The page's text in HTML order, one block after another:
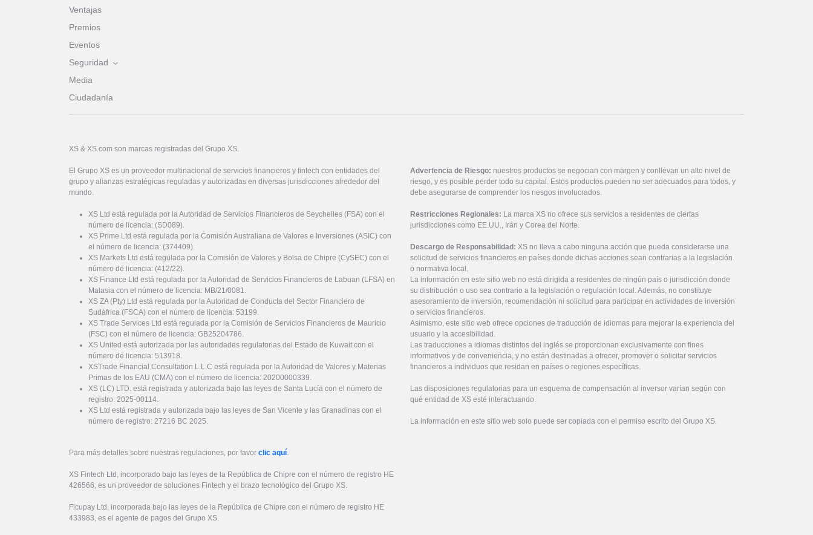
Ventajas
Premios
Eventos
Seguridad
Media
Ciudadanía
XS & XS.com son marcas registradas del Grupo XS.
El Grupo XS es un proveedor multinacional de servicios financieros y fintech con entidades del
grupo y alianzas estratégicas reguladas y autorizadas en diversas jurisdicciones alrededor del
mundo.
XS Ltd está regulada por la Autoridad de Servicios Financieros de Seychelles (FSA) con el
número de licencia: (SD089).
XS Prime Ltd está regulada por la Comisión Australiana de Valores e Inversiones (ASIC) con
el número de licencia: (374409).
XS Markets Ltd está regulada por la Comisión de Valores y Bolsa de Chipre (CySEC) con el
número de licencia: (412/22).
XS Finance Ltd está regulada por la Autoridad de Servicios Financieros de Labuan (LFSA) en
Malasia con el número de licencia: MB/21/0081.
XS ZA (Pty) Ltd está regulada por la Autoridad de Conducta del Sector Financiero de
Sudáfrica (FSCA) con el número de licencia: 53199.
XS Trade Services Ltd está regulada por la Comisión de Servicios Financieros de Mauricio
(FSC) con el número de licencia: GB25204786.
XS United está autorizada por las autoridades regulatorias del Estado de Kuwait con el
número de licencia: 513918.
XSTrade Financial Consultation L.L.C está regulada por la Autoridad de Valores y Materias
Primas de los EAU (CMA) con el número de licencia: 20200000339.
XS (LC) LTD. está registrada y autorizada bajo las leyes de Santa Lucía con el número de
registro: 2025-00114.
XS Ltd está registrada y autorizada bajo las leyes de San Vicente y las Granadinas con el
número de registro: 27216 BC 2025.
Para más detalles sobre nuestras regulaciones, por favor clic aquí.
XS Fintech Ltd, incorporado bajo las leyes de la República de Chipre con el número de registro HE
426566, es un proveedor de soluciones Fintech y el brazo tecnológico del Grupo XS.
Ficupay Ltd, incorporada bajo las leyes de la República de Chipre con el número de registro HE
433983, es el agente de pagos del Grupo XS.
Advertencia de Riesgo: nuestros productos se negocian con margen y conllevan un alto nivel de
riesgo, y es posible perder todo su capital. Estos productos pueden no ser adecuados para todos, y
debe asegurarse de comprender los riesgos involucrados.
Restricciones Regionales: La marca XS no ofrece sus servicios a residentes de ciertas
jurisdicciones como EE.UU., Irán y Corea del Norte.
Descargo de Responsabilidad: XS no lleva a cabo ninguna acción que pueda considerarse una
solicitud de servicios financieros en países donde dichas acciones sean contrarias a la legislación
o normativa local.
La información en este sitio web no está dirigida a residentes de ningún país o jurisdicción donde
su distribución o uso sea contrario a la legislación o regulación local. Además, no constituye
asesoramiento de inversión, recomendación ni solicitud para participar en actividades de inversión
o servicios financieros.
Asimismo, este sitio web ofrece opciones de traducción de idiomas para mejorar la experiencia del
usuario y la accesibilidad.
Las traducciones a idiomas distintos del inglés se proporcionan exclusivamente con fines
informativos y de conveniencia, y no están destinadas a ofrecer, promover o solicitar servicios
financieros a individuos que residan en países o regiones específicas.
Las disposiciones regulatorias para un esquema de compensación al inversor varían según con
qué entidad de XS esté interactuando.
La información en este sitio web solo puede ser copiada con el permiso escrito del Grupo XS.